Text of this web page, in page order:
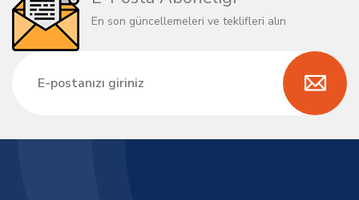
En son güncellemeleri ve teklifleri alın